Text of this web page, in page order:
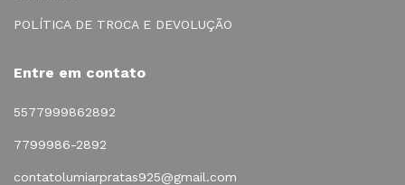
POLÍTICA DE TROCA E DEVOLUÇÃO
Entre em contato
5577999862892
7799986-2892
contatolumiarpratas925@gmail.com